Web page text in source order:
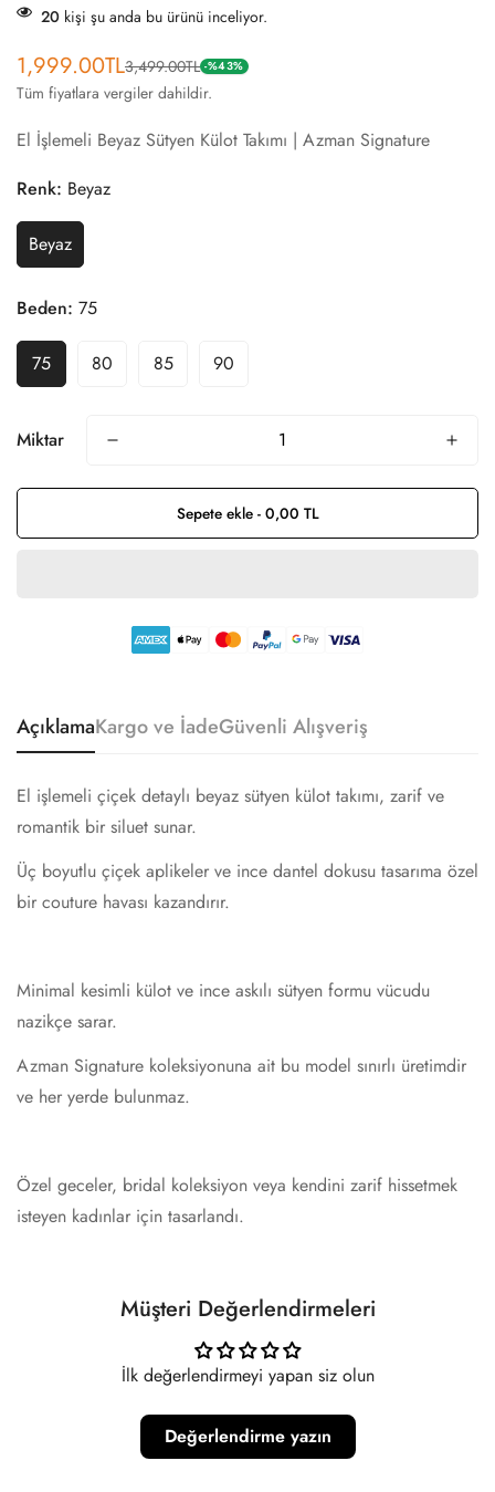
20 kişi şu anda bu ürünü inceliyor.
İndirimli
fiyat
1,999.00TL
Normal
fiyat
3,499.00TL -%43%
Tüm fiyatlara vergiler dahildir.
El İşlemeli Beyaz Sütyen Külot Takımı | Azman Signature
Renk: Beyaz
Beyaz
Beden: 75
75 80 85 90
Miktar
Sepete ekle - 0,00 TL
AçıklamaKargo ve İadeGüvenli Alışveriş
El işlemeli çiçek detaylı beyaz sütyen külot takımı, zarif ve
romantik bir siluet sunar.
Üç boyutlu çiçek aplikeler ve ince dantel dokusu tasarıma özel
bir couture havası kazandırır.
Minimal kesimli külot ve ince askılı sütyen formu vücudu
nazikçe sarar.
Azman Signature koleksiyonuna ait bu model sınırlı üretimdir
ve her yerde bulunmaz.
Özel geceler, bridal koleksiyon veya kendini zarif hissetmek
isteyen kadınlar için tasarlandı.
Müşteri Değerlendirmeleri
İlk değerlendirmeyi yapan siz olun
Değerlendirme yazın